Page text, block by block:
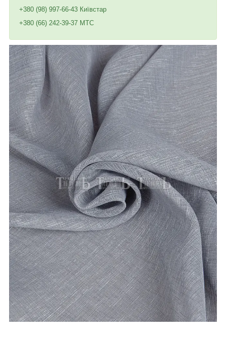
+380 (98) 997-66-43 Київстар
+380 (66) 242-39-37 МТС